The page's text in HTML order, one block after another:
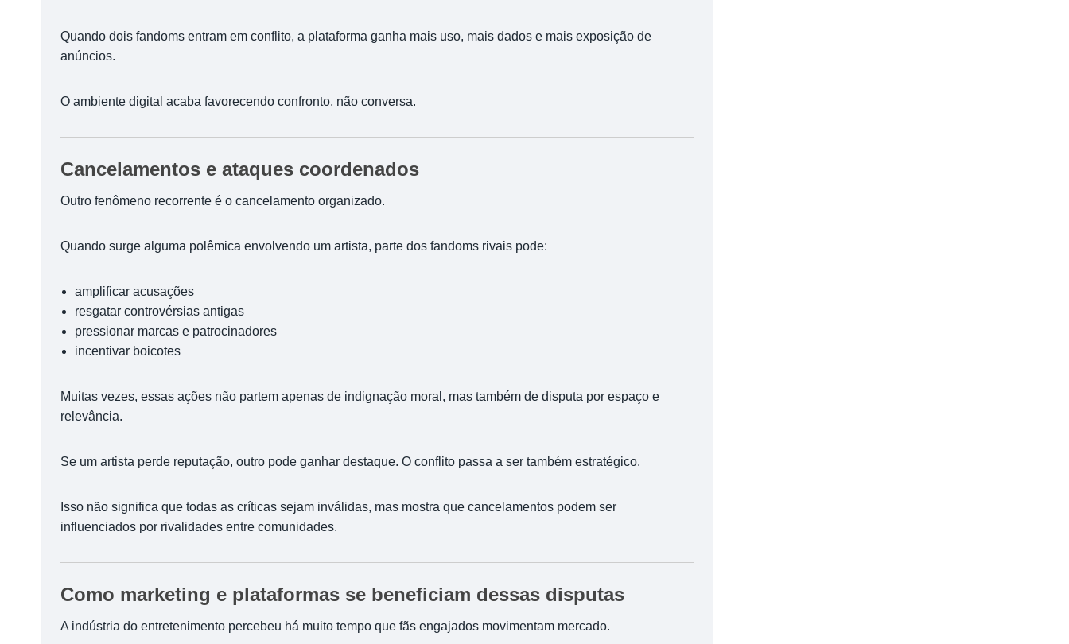
Quando dois fandoms entram em conflito, a plataforma ganha mais uso, mais dados e mais exposição de
anúncios.
O ambiente digital acaba favorecendo confronto, não conversa.
Cancelamentos e ataques coordenados
Outro fenômeno recorrente é o cancelamento organizado.
Quando surge alguma polêmica envolvendo um artista, parte dos fandoms rivais pode:
amplificar acusações
resgatar controvérsias antigas
pressionar marcas e patrocinadores
incentivar boicotes
Muitas vezes, essas ações não partem apenas de indignação moral, mas também de disputa por espaço e
relevância.
Se um artista perde reputação, outro pode ganhar destaque. O conflito passa a ser também estratégico.
Isso não significa que todas as críticas sejam inválidas, mas mostra que cancelamentos podem ser
influenciados por rivalidades entre comunidades.
Como marketing e plataformas se beneficiam dessas disputas
A indústria do entretenimento percebeu há muito tempo que fãs engajados movimentam mercado.